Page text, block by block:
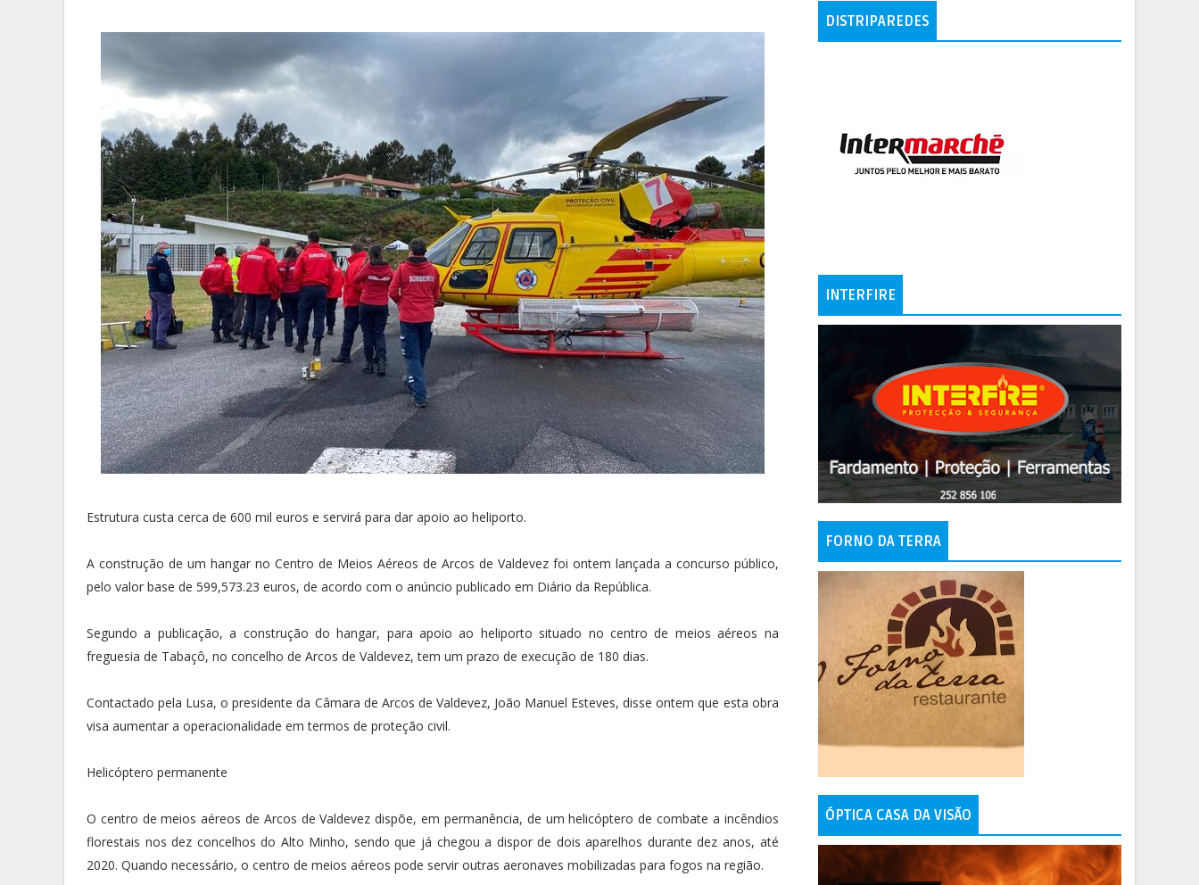
Estrutura custa cerca de 600 mil euros e servirá para dar apoio ao heliporto.
A construção de um hangar no Centro de Meios Aéreos de Arcos de Valdevez foi ontem lançada a concurso público,
pelo valor base de 599,573.23 euros, de acordo com o anúncio publicado em Diário da República.
Segundo a publicação, a construção do hangar, para apoio ao heliporto situado no centro de meios aéreos na
freguesia de Tabaçô, no concelho de Arcos de Valdevez, tem um prazo de execução de 180 dias.
Contactado pela Lusa, o presidente da Câmara de Arcos de Valdevez, João Manuel Esteves, disse ontem que esta obra
visa aumentar a operacionalidade em termos de proteção civil.
Helicóptero permanente
O centro de meios aéreos de Arcos de Valdevez dispõe, em permanência, de um helicóptero de combate a incêndios
florestais nos dez concelhos do Alto Minho, sendo que já chegou a dispor de dois aparelhos durante dez anos, até
2020. Quando necessário, o centro de meios aéreos pode servir outras aeronaves mobilizadas para fogos na região.
DISTRIPAREDES
INTERFIRE
FORNO DA TERRA
ÓPTICA CASA DA VISÃO